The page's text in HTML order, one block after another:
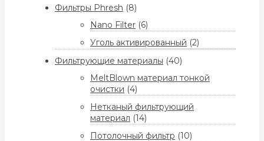
Фильтры Phresh (8)
Nano Filter (6)
Уголь активированный (2)
Фильтрующие материалы (40)
MeltBlown материал тонкой
очистки (4)
Нетканый фильтрующий
материал (14)
Потолочный фильтр (10)